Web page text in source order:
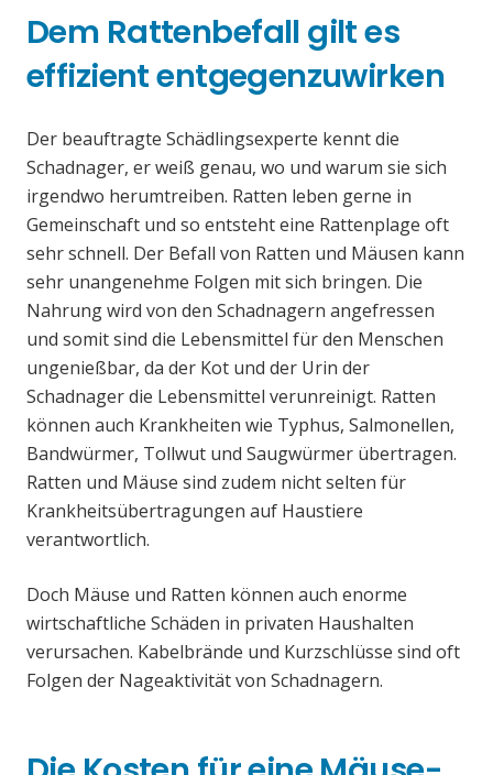
Dem Rattenbefall gilt es
effizient entgegenzuwirken
Der beauftragte Schädlingsexperte kennt die
Schadnager, er weiß genau, wo und warum sie sich
irgendwo herumtreiben. Ratten leben gerne in
Gemeinschaft und so entsteht eine Rattenplage oft
sehr schnell. Der Befall von Ratten und Mäusen kann
sehr unangenehme Folgen mit sich bringen. Die
Nahrung wird von den Schadnagern angefressen
und somit sind die Lebensmittel für den Menschen
ungenießbar, da der Kot und der Urin der
Schadnager die Lebensmittel verunreinigt. Ratten
können auch Krankheiten wie Typhus, Salmonellen,
Bandwürmer, Tollwut und Saugwürmer übertragen.
Ratten und Mäuse sind zudem nicht selten für
Krankheitsübertragungen auf Haustiere
verantwortlich.
Doch Mäuse und Ratten können auch enorme
wirtschaftliche Schäden in privaten Haushalten
verursachen. Kabelbrände und Kurzschlüsse sind oft
Folgen der Nageaktivität von Schadnagern.